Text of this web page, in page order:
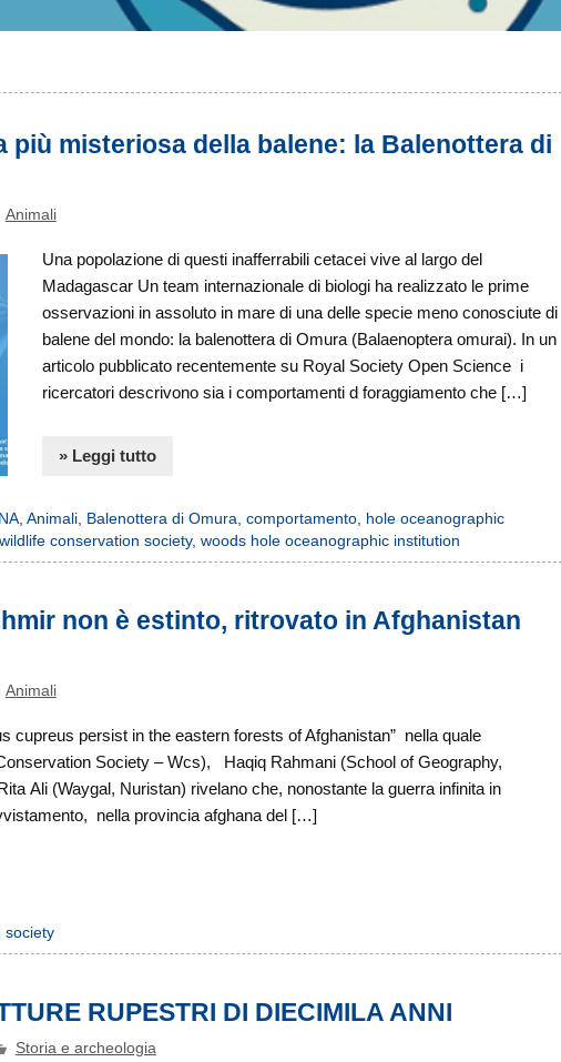
più misteriosa della balene: la Balenottera di
Animali
Una popolazione di questi inafferrabili cetacei vive al largo del
Madagascar Un team internazionale di biologi ha realizzato le prime
osservazioni in assoluto in mare di una delle specie meno conosciute di
balene del mondo: la balenottera di Omura (Balaenoptera omurai). In un
articolo pubblicato recentemente su Royal Society Open Science i
ricercatori descrivono sia i comportamenti d foraggiamento che […]
» Leggi tutto
,Animali Balenottera di Omura ,comportamento
hole oceanographic
wildlife conservation society,woods hole oceanographic institution
non è estinto, ritrovato in Afghanistan
Animali
persist in the eastern forests of Afghanistan” nella quale
Society – Wcs), Haqiq Rahmani (School of Geography,
Ali (Waygal, Nuristan) rivelano che, nonostante la guerra infinita in
nella provincia afghana del […]
society
RUPESTRI DI DIECIMILA ANNI
Storia e archeologia